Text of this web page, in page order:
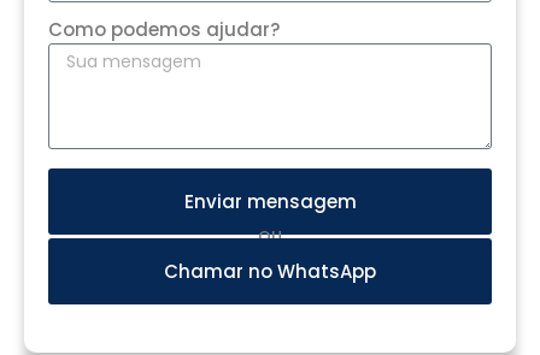
Como podemos ajudar?
Enviar mensagem
OU
Chamar no WhatsApp